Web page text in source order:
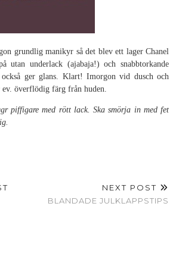
grundlig manikyr så det blev ett lager Chanel
utan underlack (ajabaja!) och snabbtorkande
också ger glans. Klart! Imorgon vid dusch och
överflödig färg från huden.
piffigare med rött lack. Ska smörja in med fet
NEXT POST
BLANDADE JULKLAPPSTIPS